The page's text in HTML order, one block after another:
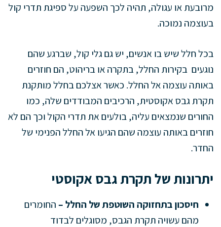
מרובעת או עגולה, תהיה לכך השפעה על ספיגת תדרי קול
בעוצמה נמוכה.
בכל חלל שיש בו אנשים, יש גם גלי קול, שברגע שהם
נוגעים בקירות החלל, בתקרה או בריהוט, הם חוזרים
באותה עוצמה אל החלל. כאשר אצלכם בחלל מותקנת
תקרת גבס אקוסטית, הרכיבים המבודדים שלה, כמו
החורים שנמצאים עליה, בולעים את תדרי הקול וכך הם לא
חוזרים באותה עוצמה שהם הגיעו אל החלל הפנימי של
החדר.
יתרונות של תקרת גבס אקוסטי
חיסכון בתחזוקה השוטפת של החלל – החומרים
מהם עשויה תקרת הגבס, מסוגלים לבדוד